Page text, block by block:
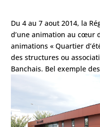
Du 4 au 7 aout 2014, la
d’une animation au cœur
animations « Quartier
des structures ou
Banchais. Bel exemple